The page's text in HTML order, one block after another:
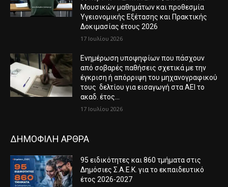
Μουσικών μαθημάτων και προθεσμία
Υγειονομικής Εξέτασης και Πρακτικής
Δοκιμασίας έτους 2026
17 Ιουλίου 2026
Ενημέρωση υποψηφίων που πάσχουν
από σοβαρές παθήσεις σχετικά με την
έγκριση ή απόρριψη του μηχανογραφικού
τους δελτίου για εισαγωγή στα ΑΕΙ το
ακαδ. έτος...
17 Ιουλίου 2026
ΔΗΜΟΦΙΛΗ ΑΡΘΡΑ
95 ειδικότητες και 860 τμήματα στις
Δημόσιες Σ.Α.Ε.Κ. για το εκπαιδευτικό
έτος 2026-2027